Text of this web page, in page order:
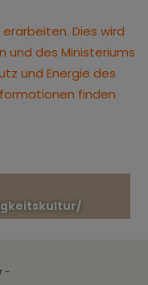
Dies wird
und des Ministeriums
und Energie des
finden
-